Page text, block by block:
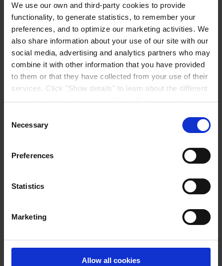
We use our own and third-party cookies to provide
functionality, to generate statistics, to remember your
preferences, and to optimize our marketing activities. We
also share information about your use of our site with our
social media, advertising and analytics partners who may
combine it with other information that you have provided
to them or that they have collected from your use of their
services. Click "Show details" to learn about the different
types of cookies that we use. We will only use the
such cookies after having received your consent. You
may withdraw your consent at any time by using the link
. If you would like to know more how
we process your personal data, please visit our
Privacy
Selection
Necessary
Preferences
Statistics
Marketing
Allow all cookies